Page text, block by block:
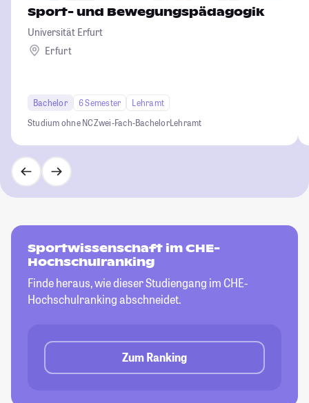
Sport- und Bewegungspädagogik
Universität Erfurt
Erfurt
Bachelor 6 Semester
Lehramt
Studium ohne NCZwei-Fach-BachelorLehramt
Sportwissenschaft im CHE-
Hochschulranking
Finde heraus, wie dieser Studiengang im CHE-
Hochschulranking abschneidet.
Zum Ranking